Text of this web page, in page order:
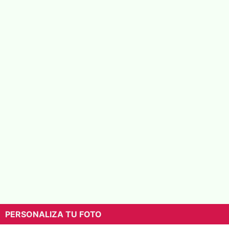
PERSONALIZA TU FOTO